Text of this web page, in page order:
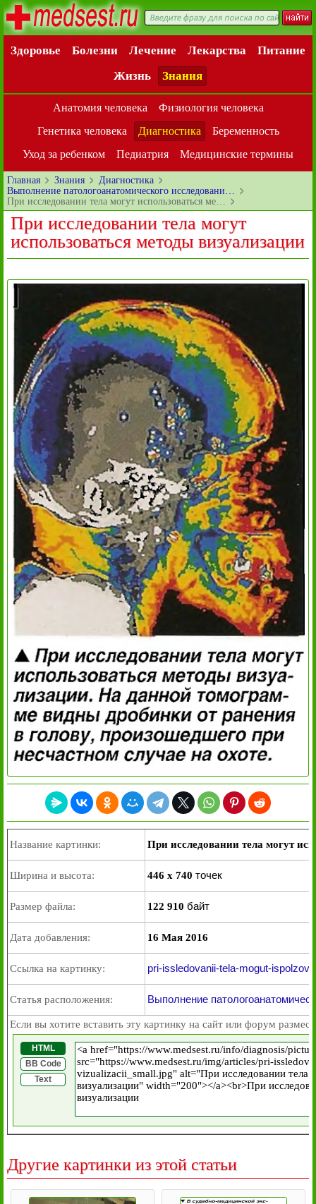
Здоровье Болезни Лечение Лекарства
Питание
Жизнь
Знания
Анатомия человека
Физиология человека
Генетика человека
Диагностика
Беременность
Уход за ребенком
Педиатрия Медицинские термины
Главная Знания
Диагностика
Выполнение патологоанатомического исследовани…
При исследовании тела могут использоваться ме…
При исследовании тела могут
использоваться методы визуализации
Название картинки: При исследовании тела могут
Ширина и высота: 446 x 740 точек
Размер файла: 122 910 байт
Дата добавления: 16 Мая 2016
Ссылка на картинку: pri-issledovanii-tela-mogut-
Статья расположения: Выполнение
Если вы хотите вставить эту картинку на сайт или форум
HTML
BB Code
Text
Другие картинки из этой статьи